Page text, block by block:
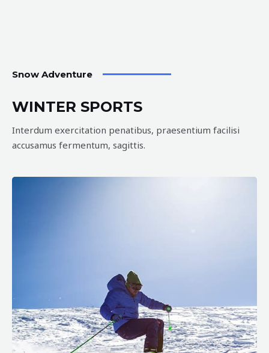
Snow Adventure
WINTER SPORTS
Interdum exercitation penatibus, praesentium facilisi
accusamus fermentum, sagittis.